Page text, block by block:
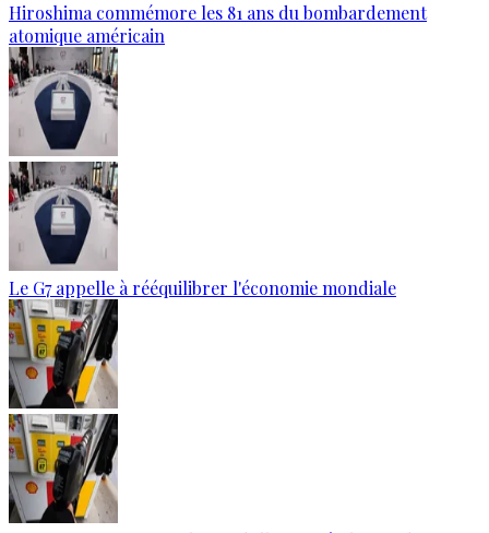
Hiroshima commémore les 81 ans du bombardement
atomique américain
Le G7 appelle à rééquilibrer l'économie mondiale